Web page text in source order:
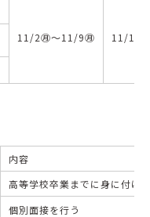
11/2㊊～11/9㊊ 11/15
内容
高等学校卒業までに身に付け
個別面接を行う